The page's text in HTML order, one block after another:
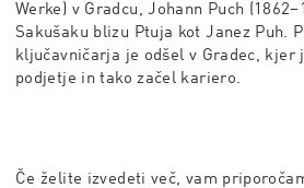
Werke) v Gradcu, Johann Puch
Sakušaku blizu Ptuja kot Janez Puh.
ključavničarja je odšel v Gradec, kjer
podjetje in tako začel kariero.
Če želite izvedeti več, vam